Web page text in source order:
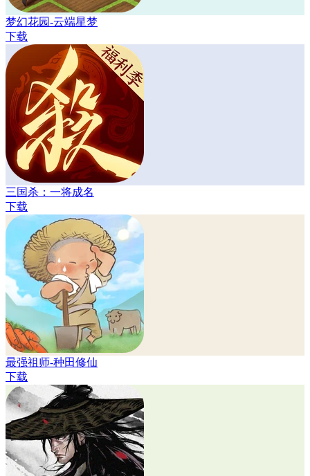
梦幻花园-云端星梦
下载
三国杀：一将成名
下载
最强祖师-种田修仙
下载